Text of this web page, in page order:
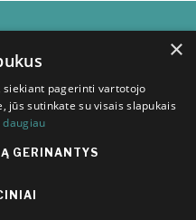
×
siekiant pagerinti vartotojo
jūs sutinkate su visais slapukais
daugiau
GERINANTYS